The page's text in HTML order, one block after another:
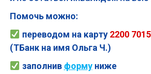
Помочь можно:
переводом на карту2200
(ТБанк на имя Ольга Ч.)
заполнив формуниже